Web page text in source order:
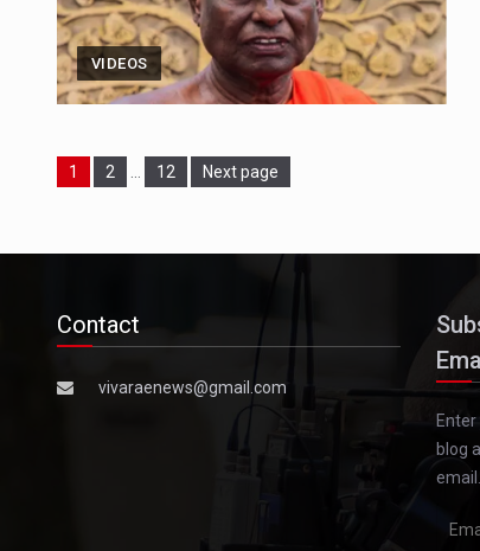
VIDEOS
Page
1 Page
2 Page
12 Next page
Contact
vivaraenews@gmail.com
blog
email.